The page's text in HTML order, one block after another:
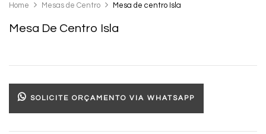
Home Mesas de Centro Mesa de centro Isla
Mesa De Centro Isla
SOLICITE ORÇAMENTO VIA WHATSAPP